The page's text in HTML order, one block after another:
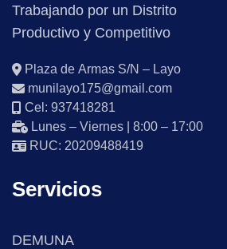
Trabajando por un Distrito
Productivo y Competitivo
Plaza de Armas S/N – Layo
munilayo175@gmail.com
Cel: 937418281
Lunes – Viernes | 8:00 – 17:00
RUC: 20209488419
Servicios
DEMUNA